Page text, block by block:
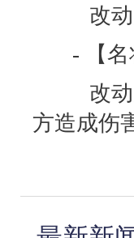
改动
- 【名
改动
方造成伤